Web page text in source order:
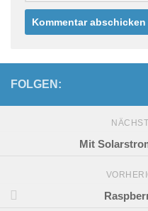
FOLGEN:
Mit